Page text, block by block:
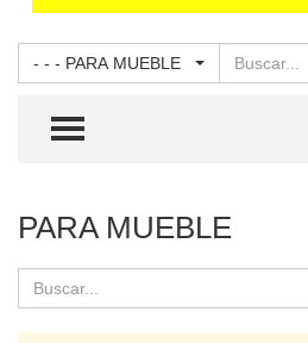
- - - PARA MUEBLE
TOGGLE MENU
PARA MUEBLE